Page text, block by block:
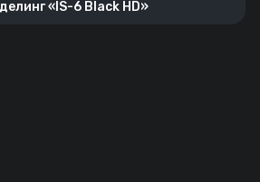
«IS-6 Black HD»